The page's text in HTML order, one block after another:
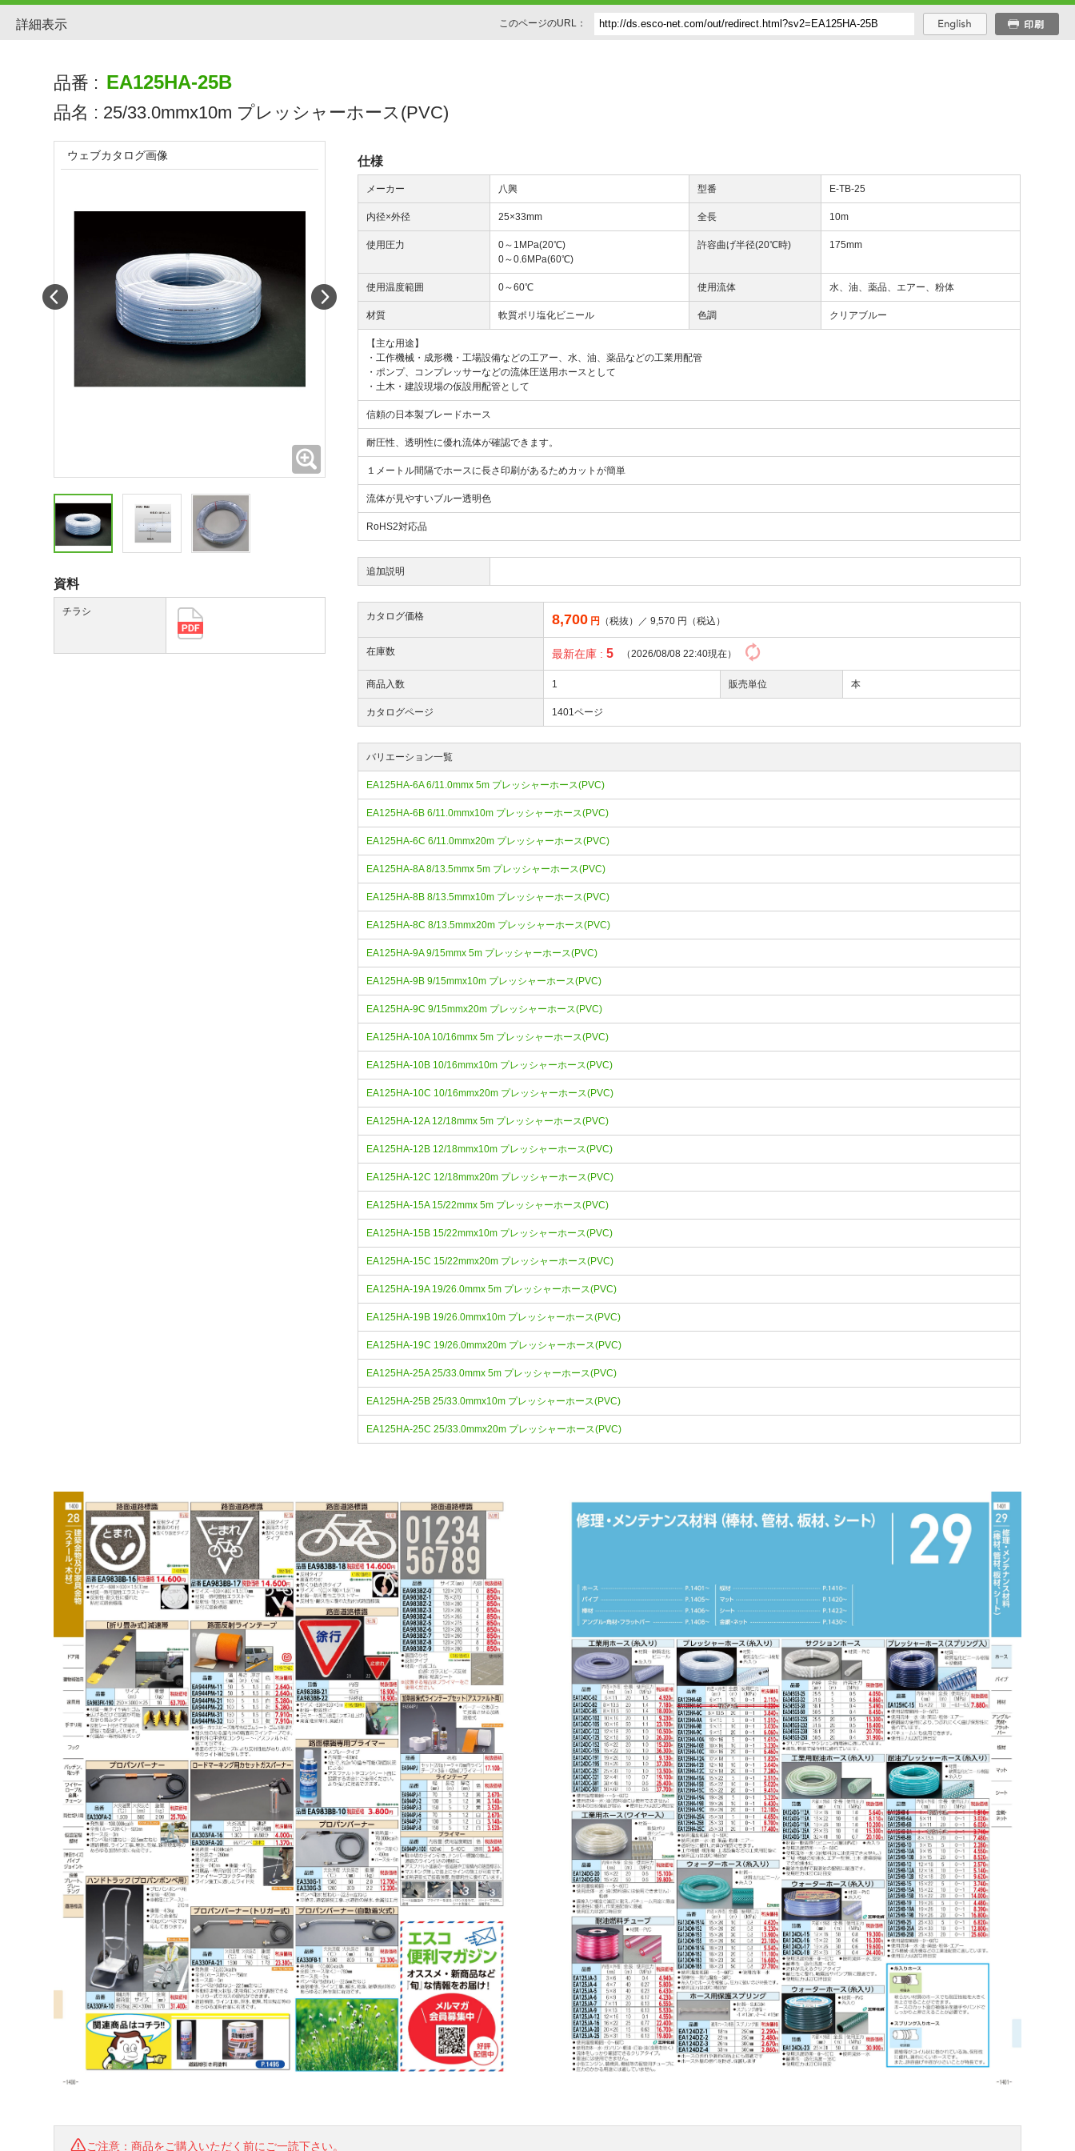
詳細表示 このページのURL：
品番 : EA125HA-25B
品名 : 25/33.0mmx10m プレッシャーホース(PVC)
仕様
メーカー 八興 型番 E-TB-25
内径×外径 25×33mm 全長 10m
使用圧力
0～1MPa(20℃)
0～0.6MPa(60℃)
許容曲げ半径(20℃時) 175mm
使用温度範囲 0～60℃ 使用流体 水、油、薬品、エアー、粉体
材質 軟質ポリ塩化ビニール 色調 クリアブルー
【主な用途】
・工作機械・成形機・工場設備などの工アー、水、油、薬品などの工業用配管
・ポンプ、コンプレッサーなどの流体圧送用ホースとして
・土木・建設現場の仮設用配管として
信頼の日本製ブレードホース
耐圧性、透明性に優れ流体が確認できます。
１メートル間隔でホースに長さ印刷があるためカットが簡単
流体が見やすいブルー透明色
RoHS2対応品
追加説明
カタログ価格 8,700 円 （税抜）／9,570 円（税込）
在庫数 最新在庫 :5 （2026/08/08 22:40現在）
商品入数 1 販売単位 本
カタログページ 1401ページ
バリエーション一覧
EA125HA-6A 6/11.0mmx 5m プレッシャーホース(PVC)
EA125HA-6B 6/11.0mmx10m プレッシャーホース(PVC)
EA125HA-6C 6/11.0mmx20m プレッシャーホース(PVC)
EA125HA-8A 8/13.5mmx 5m プレッシャーホース(PVC)
EA125HA-8B 8/13.5mmx10m プレッシャーホース(PVC)
EA125HA-8C 8/13.5mmx20m プレッシャーホース(PVC)
EA125HA-9A 9/15mmx 5m プレッシャーホース(PVC)
EA125HA-9B 9/15mmx10m プレッシャーホース(PVC)
EA125HA-9C 9/15mmx20m プレッシャーホース(PVC)
EA125HA-10A 10/16mmx 5m プレッシャーホース(PVC)
EA125HA-10B 10/16mmx10m プレッシャーホース(PVC)
EA125HA-10C 10/16mmx20m プレッシャーホース(PVC)
EA125HA-12A 12/18mmx 5m プレッシャーホース(PVC)
EA125HA-12B 12/18mmx10m プレッシャーホース(PVC)
EA125HA-12C 12/18mmx20m プレッシャーホース(PVC)
EA125HA-15A 15/22mmx 5m プレッシャーホース(PVC)
EA125HA-15B 15/22mmx10m プレッシャーホース(PVC)
EA125HA-15C 15/22mmx20m プレッシャーホース(PVC)
EA125HA-19A 19/26.0mmx 5m プレッシャーホース(PVC)
EA125HA-19B 19/26.0mmx10m プレッシャーホース(PVC)
EA125HA-19C 19/26.0mmx20m プレッシャーホース(PVC)
EA125HA-25A 25/33.0mmx 5m プレッシャーホース(PVC)
EA125HA-25B 25/33.0mmx10m プレッシャーホース(PVC)
EA125HA-25C 25/33.0mmx20m プレッシャーホース(PVC)
ウェブカタログ画像
資料
チラシ
ご注意：商品をご購入いただく前にご一読下さい。